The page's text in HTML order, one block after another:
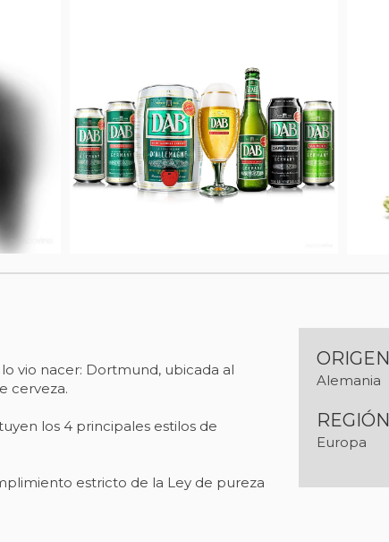
vio nacer: Dortmund, ubicada al
cerveza.
los 4 principales estilos de
estricto de la Ley de pureza
ORIGEN
Alemania
REGIÓN
Europa